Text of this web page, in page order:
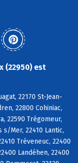
(22950) est
22170 St-Jean-
22800 Cohiniac,
22590 Trégomeur,
s/Mer, 22410 Lantic,
Tréveneuc, 22400
Landéhen, 22400